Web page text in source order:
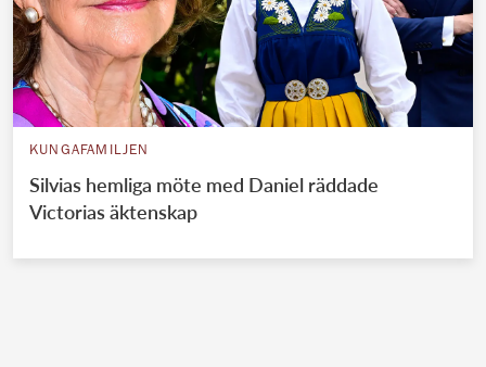
KUNGAFAMILJEN
Silvias hemliga möte med Daniel räddade
Victorias äktenskap